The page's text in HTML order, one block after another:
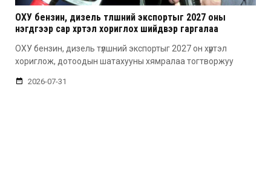
ОХУ бензин, дизель түлшний экспортыг 2027 оны
нэгдүгээр сар хүртэл хориглох шийдвэр гаргалаа
ОХУ бензин, дизель түлшний экспортыг 2027 он хүртэл
хориглож, дотоодын шатахууны хямралаа тогтворжуу
2026-07-31